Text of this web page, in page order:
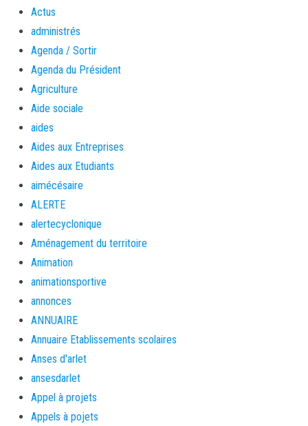
Actus
administrés
Agenda / Sortir
Agenda du Président
Agriculture
Aide sociale
aides
Aides aux Entreprises
Aides aux Etudiants
aimécésaire
ALERTE
alertecyclonique
Aménagement du territoire
Animation
animationsportive
annonces
ANNUAIRE
Annuaire Etablissements scolaires
Anses d'arlet
ansesdarlet
Appel à projets
Appels à pojets